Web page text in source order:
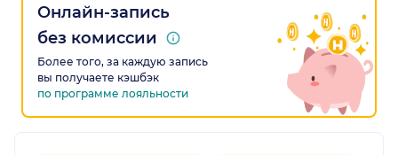
Онлайн-запись
без комиссии
Более того, за каждую запись
вы получаете кэшбэк
по программе лояльности